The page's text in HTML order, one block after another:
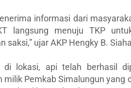
informasi dari
langsung menuju TKP
saksi,” ujar AKP Hengky B.
di lokasi, api telah berhasil
milik Pemkab Simalungun